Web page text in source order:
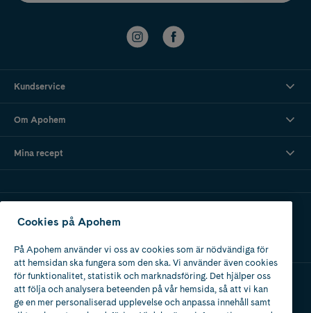
Kundservice
Om Apohem
Mina recept
Apotek med tillstånd
av Läkemedelsverket
Cookies på Apohem
På Apohem använder vi oss av cookies som är nödvändiga för
att hemsidan ska fungera som den ska. Vi använder även cookies
för funktionalitet, statistik och marknadsföring. Det hjälper oss
att följa och analysera beteenden på vår hemsida, så att vi kan
ge en mer personaliserad upplevelse och anpassa innehåll samt